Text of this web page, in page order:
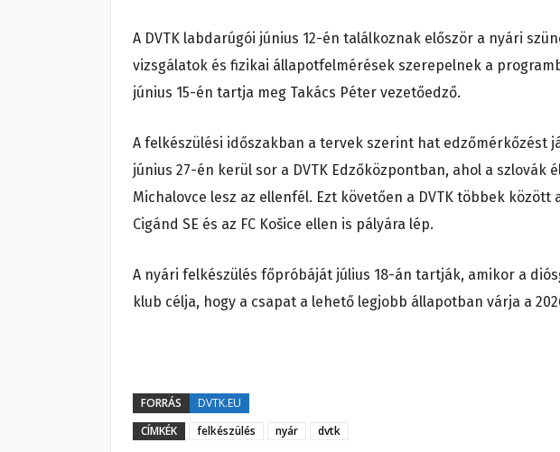
A DVTK labdarúgói június 12-én találkoznak először a nyári
vizsgálatok és fizikai állapotfelmérések szerepelnek a
június 15-én tartja meg Takács Péter vezetőedző.
A felkészülési időszakban a tervek szerint hat edzőmérkőzést
június 27-én kerül sor a DVTK Edzőközpontban, ahol a szlovák
Michalovce lesz az ellenfél. Ezt követően a DVTK többek között
Cigánd SE és az FC Košice ellen is pályára lép.
A nyári felkészülés főpróbáját július 18-án tartják, amikor a
klub célja, hogy a csapat a lehető legjobb állapotban várja a
FORRÁS
DVTK.EU
CÍMKÉK
felkészülés nyár dvtk